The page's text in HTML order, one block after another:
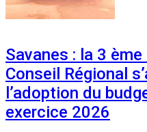
Savanes : la 3
Conseil Régional
l’adoption du
exercice 2026